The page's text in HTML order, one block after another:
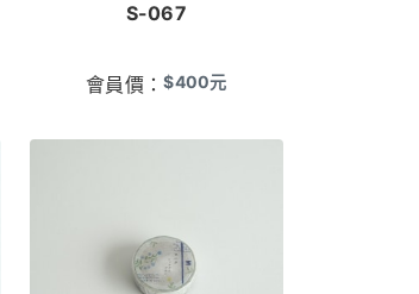
S-067
會員價：$400元